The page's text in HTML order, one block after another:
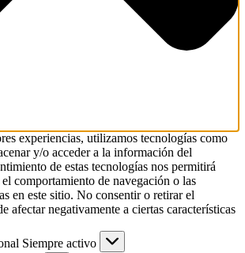
experiencias, utilizamos tecnologías como
y/o acceder a la información del
de estas tecnologías nos permitirá
comportamiento de navegación o las
en este sitio. No consentir o retirar el
afectar negativamente a ciertas características
Siempre activo